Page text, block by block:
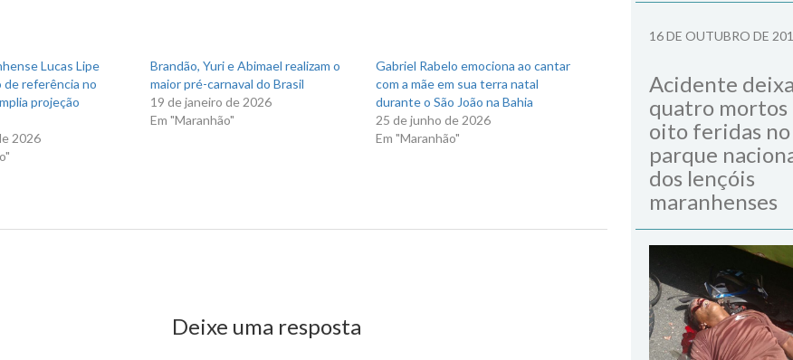
Lucas Lipe
referência no
projeção
2026
Brandão, Yuri e Abimael realizam o
maior pré-carnaval do Brasil
19 de janeiro de 2026
Em "Maranhão"
Gabriel Rabelo emociona ao cantar
com a mãe em sua terra natal
durante o São João na Bahia
25 de junho de 2026
Em "Maranhão"
Deixe uma resposta
16 DE OUTUBRO DE
Acidente
quatro mortos
oito feridas no
parque
dos lençóis
maranhenses